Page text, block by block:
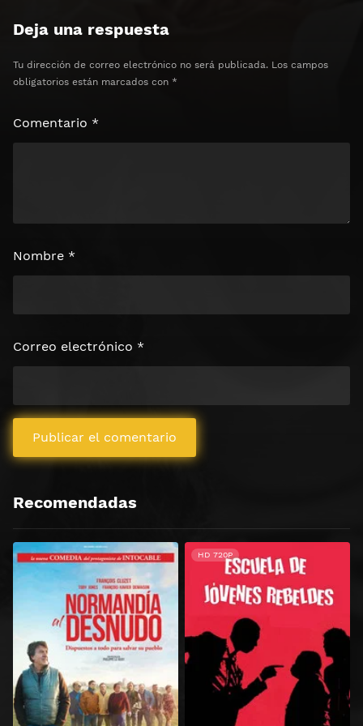
⏰ El acceso expira en 1 hora
Deja una respuesta
Tu dirección de correo electrónico no será publicada. Los campos
obligatorios están marcados con *
Comentario *
Nombre *
Correo electrónico *
Recomendadas
HD 720P